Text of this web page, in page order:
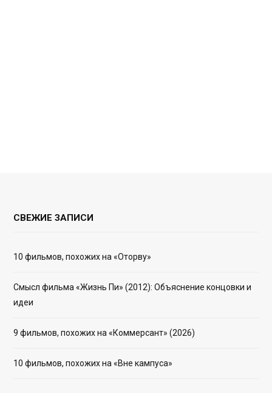
СВЕЖИЕ ЗАПИСИ
10 фильмов, похожих на «Оторву»
Смысл фильма «Жизнь Пи» (2012): Объяснение концовки и
идеи
9 фильмов, похожих на «Коммерсант» (2026)
10 фильмов, похожих на «Вне кампуса»